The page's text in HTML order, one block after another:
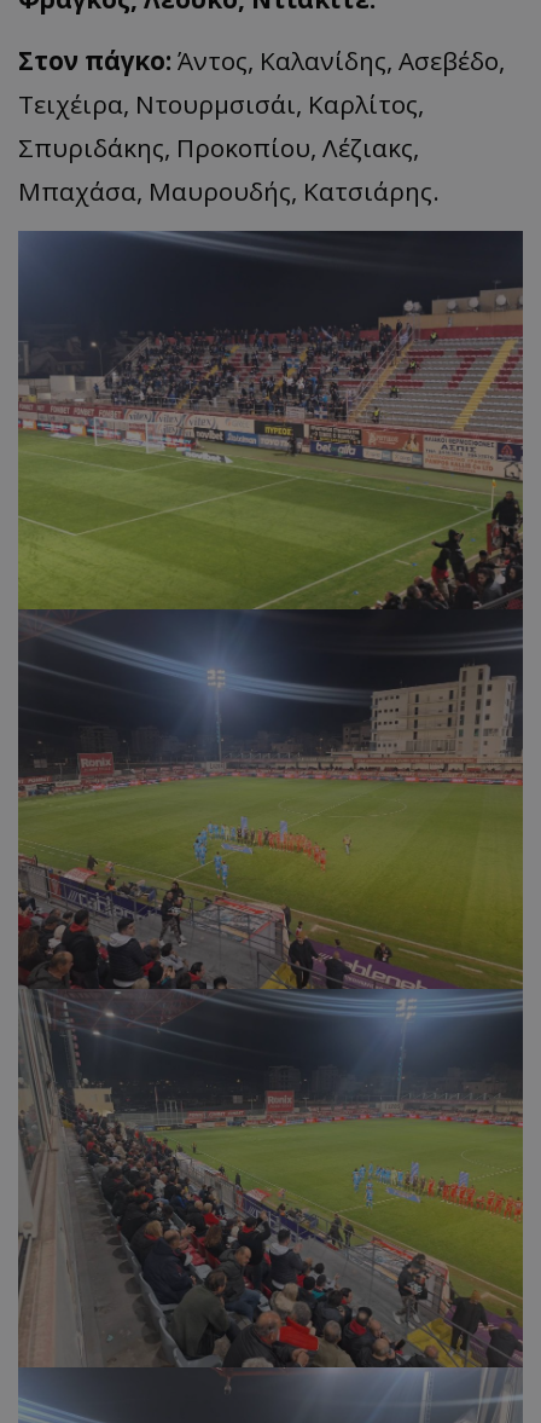
Στον πάγκο: Άντος, Καλανίδης, Ασεβέδο,
Τειχέιρα, Ντουρμσισάι, Καρλίτος,
Σπυριδάκης, Προκοπίου, Λέζιακς,
Μπαχάσα, Μαυρουδής, Κατσιάρης.